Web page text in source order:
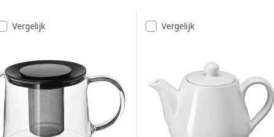
Resultatenlijst
Vergelijk Vergelijk